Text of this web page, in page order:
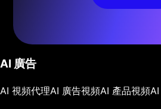
AI 廣告
AI 視頻代理AI 廣告視頻AI 產品視頻